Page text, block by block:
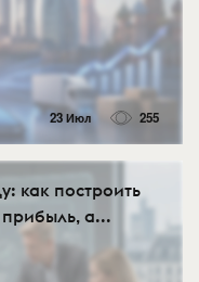
23 Июл 255
как построить
а...